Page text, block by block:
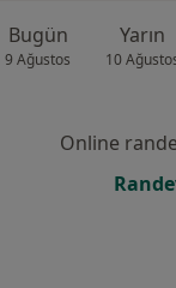
Bugün
9 Ağustos
Yarın
10
Online